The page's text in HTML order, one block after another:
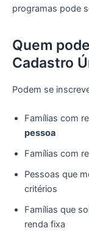
programas pode
Quem
Cadastro
Podem se
Famílias com
pessoa
Famílias com
Pessoas que
critérios
Famílias que
renda fixa